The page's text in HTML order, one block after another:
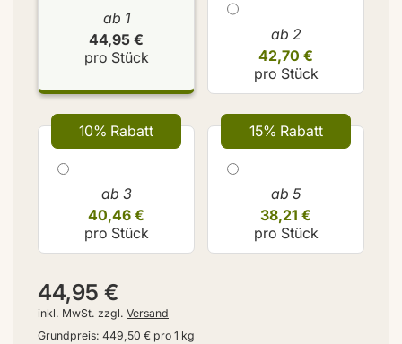
44,95 €
inkl. MwSt. zzgl. Versand
Grundpreis: 449,50 € pro 1 kg
ab 1
44,95 €
pro Stück
ab 2
42,70 €
pro Stück
10% Rabatt
ab 3
40,46 €
pro Stück
15% Rabatt
ab 5
38,21 €
pro Stück